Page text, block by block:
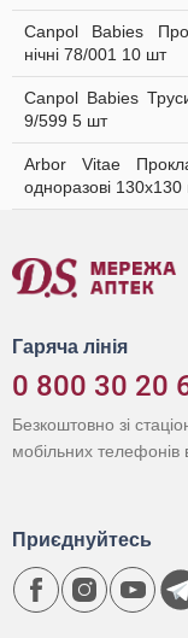
Canpol Babies
нічні 78/001 10 шт
Canpol Babies
9/599 5 шт
Arbor Vitae
одноразові
Гаряча лінія
0 800 30 20
Безкоштовно зі
мобільних телефонів
Приєднуйтесь